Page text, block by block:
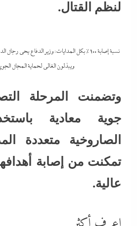
لنظم القتال.
نسبة إصابة 100% بكل المدايات: وزير الدفاع يحى
ويبذلون الغالى لحماية المجال
وتضمنت المرحلة
جوية معادية
الصاروخية متعددة
تمكنت من إصابة
عالية.